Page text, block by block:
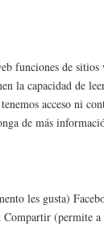
funciones de
la capacidad de
acceso ni
de más
les gusta)
(permite